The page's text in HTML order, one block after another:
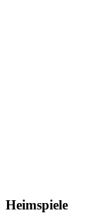
Heimspiele